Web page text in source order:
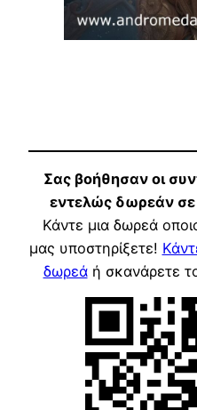
Σας βοήθησαν οι
εντελώς δωρεάν σε
Κάντε μια δωρεά
μας υποστηρίξετε!
δωρεάή σκανάρετε